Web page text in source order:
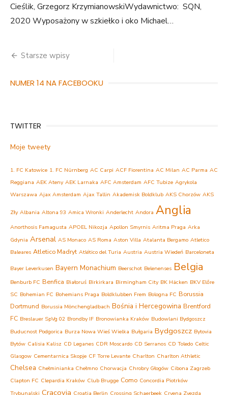
Cieślik, Grzegorz KrzymianowskiWydawnictwo: SQN,
2020 Wyposażony w szkiełko i oko Michael…
Nawigacja
wpisach
Starsze wpisy
NUMER 14 NA FACEBOOKU
TWITTER
Moje tweety
1. FC Katowice 1. FC Nürnberg AC Carpi ACF Fiorentina AC Milan AC Parma AC
Reggiana AEK Ateny AEK Larnaka AFC Amsterdam AFC Tubize Agrykola
Warszawa Ajax Amsterdam Ajax Tallin Akademisk Boldklub AKS Chorzów AKS
Zły Albania Altona 93 Amica Wronki Anderlecht Andora Anglia
Anorthosis Famagusta APOEL Nikozja Apollon Smyrnis Aritma Praga Arka
Gdynia Arsenal AS Monaco AS Roma Aston Villa Atalanta Bergamo Atletico
Baleares Atletico Madryt Atlético del Turia Austria Austria Wiedeń Barceloneta
Bayer Leverkusen Bayern Monachium Beerschot Belenenses Belgia
Benburb FC Benfica Białoruś Birkirkara Birmingham City BK Häcken BKV Előre
SC Bohemian FC Bohemians Praga Boldklubben Frem Bologna FC Borussia
Dortmund Borussia Mönchengladbach Bośnia i Hercegowina Brentford
FC Breslauer SpVg 02 Brondby IF Bronowianka Kraków Budowlani Bydgoszcz
Buducnost Podgorica Burza Nowa Wieś Wielka Bułgaria Bydgoszcz Bytovia
Bytów Calisia Kalisz CD Leganes CDR Moscardo CD Serranos CD Toledo Celtic
Glasgow Cementarnica Skopje CF Torre Levante Charlton Charlton Athletic
Chelsea Chełminianka Chełmno Chorwacja Chrobry Głogów Cibona Zagrzeb
Clapton FC Clepardia Kraków Club Brugge Como Concordia Piotrków
Trybunalski Cracovia Croatia Berlin Crossing Schaerbeek Crvena Zvezda